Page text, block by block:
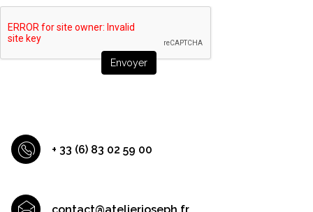
Envoyer
+ 33 (6) 83 02 59 00